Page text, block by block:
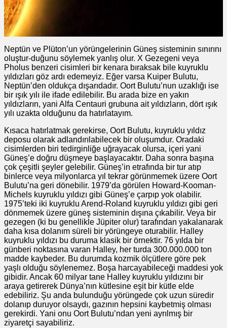
Neptün ve Plüton’un yörüngelerinin Güneş sisteminin sınırını
oluştur-duğunu söylemek yanlış olur. X Gezegeni veya
Pholus benzeri cisimleri bir kenara bıraksak bile kuyruklu
yıldızları göz ardı edemeyiz. Eğer varsa Kuiper Bulutu,
Neptün’den oldukça dışarıdadır. Oort Bulutu’nun uzaklığı ise
bir ışık yılı ile ifade edilebilir. Bu arada bize en yakın
yıldızların, yani Alfa Centauri grubuna ait yıldızların, dört ışık
yılı uzakta olduğunu da hatırlatayım.
Kısaca hatırlatmak gerekirse, Oort Bulutu, kuyruklu yıldız
deposu olarak adlandırılabilecek bir oluşumdur. Oradaki
cisimlerden biri tedirginliğe uğrayacak olursa, içeri yani
Güneş’e doğru düşmeye başlayacaktır. Daha sonra başına
çok çeşitli şeyler gelebilir. Güneş’in etrafında bir tur atıp
binlerce veya milyonlarca yıl tekrar görünmemek üzere Oort
Bulutu’na geri dönebilir. 1979’da görülen Howard-Kooman-
Michels kuyruklu yıldızı gibi Güneş’e çarpıp yok olabilir.
1975’teki iki kuyruklu Arend-Roland kuyruklu yıldızı gibi geri
dönmemek üzere güneş sisteminin dışına çıkabilir. Veya bir
gezegen (ki bu genellikle Jüpiter olur) tarafından yakalanarak
daha kısa dolanım süreli bir yörüngeye oturabilir. Halley
kuyruklu yıldızı bu duruma klasik bir örnektir. 76 yılda bir
günberi noktasına varan Halley, her turda 300.000.000 ton
madde kaybeder. Bu durumda kozmik ölçütlere göre pek
yaşlı olduğu söylenemez. Boşa harcayabileceği maddesi yok
gibidir. Ancak 60 milyar tane Halley kuyruklu yıldızını bir
araya getirerek Dünya’nın kütlesine eşit bir kütle elde
edebiliriz. Şu anda bulunduğu yörüngede çok uzun süredir
dolanıp duruyor olsaydı, gazının hepsini kaybetmiş olması
gerekirdi. Yani onu Oort Bulutu’ndan yeni ayrılmış bir
ziyaretçi sayabiliriz.